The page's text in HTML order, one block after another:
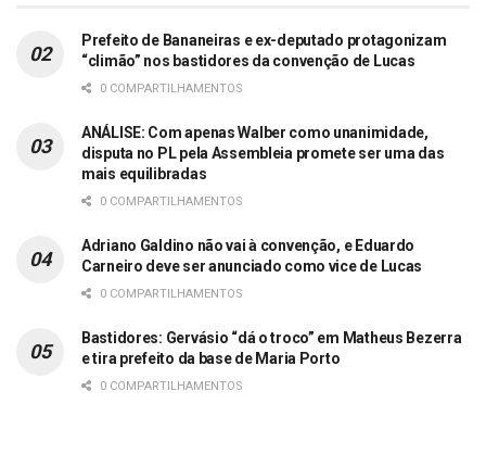
Prefeito de Bananeiras e ex-deputado protagonizam
“climão” nos bastidores da convenção de Lucas
0 COMPARTILHAMENTOS
ANÁLISE: Com apenas Walber como unanimidade,
disputa no PL pela Assembleia promete ser uma das
mais equilibradas
0 COMPARTILHAMENTOS
Adriano Galdino não vai à convenção, e Eduardo
Carneiro deve ser anunciado como vice de Lucas
0 COMPARTILHAMENTOS
Bastidores: Gervásio “dá o troco” em Matheus Bezerra
e tira prefeito da base de Maria Porto
0 COMPARTILHAMENTOS